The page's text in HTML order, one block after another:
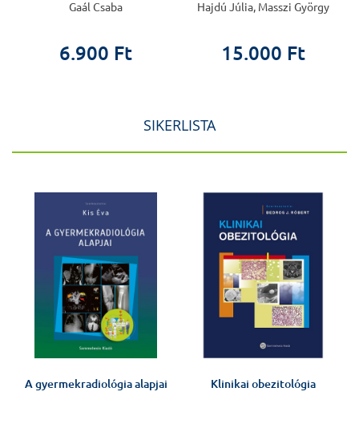
Gaál Csaba
6.900 Ft
Hajdú Júlia, Masszi György
15.000 Ft
SIKERLISTA
A gyermekradiológia alapjai Klinikai obezitológia